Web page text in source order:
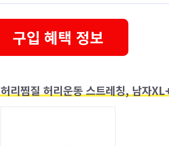
구입 혜택 정보
리찜질 허리운동 스트레칭, 남자